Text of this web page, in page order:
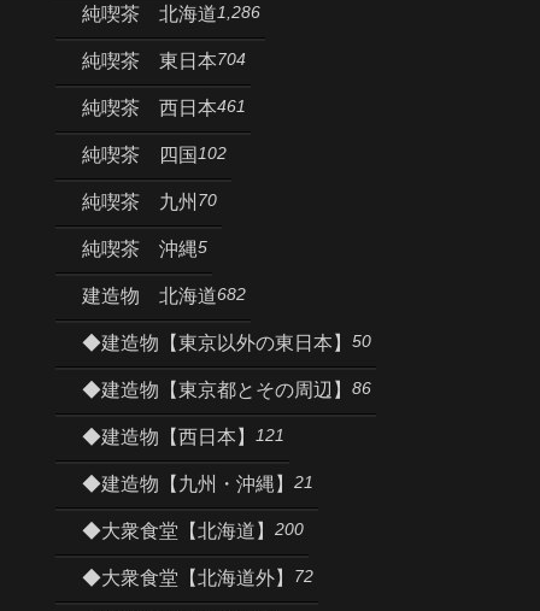
純喫茶 北海道1,286
純喫茶 東日本704
純喫茶 西日本461
純喫茶 四国 102
純喫茶 九州 70
純喫茶 沖縄5
建造物 北海道682
◆建造物【東京以外の東日本】 50
◆建造物【東京都とその周辺】 86
◆建造物【西日本】 121
◆建造物【九州・沖縄】 21
◆大衆食堂【北海道】 200
◆大衆食堂【北海道外】 72